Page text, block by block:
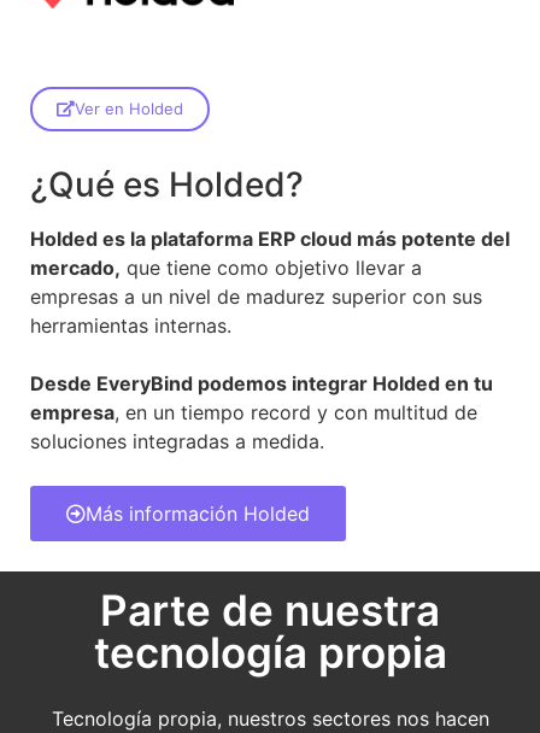
Ver en Holded
¿Qué es Holded?
Holded es la plataforma ERP cloud más potente del
mercado, que tiene como objetivo llevar a
empresas a un nivel de madurez superior con sus
herramientas internas.
Desde EveryBind podemos integrar Holded en tu
empresa, en un tiempo record y con multitud de
soluciones integradas a medida.
Más información Holded
Parte de nuestra
tecnología propia
Tecnología propia, nuestros sectores nos hacen